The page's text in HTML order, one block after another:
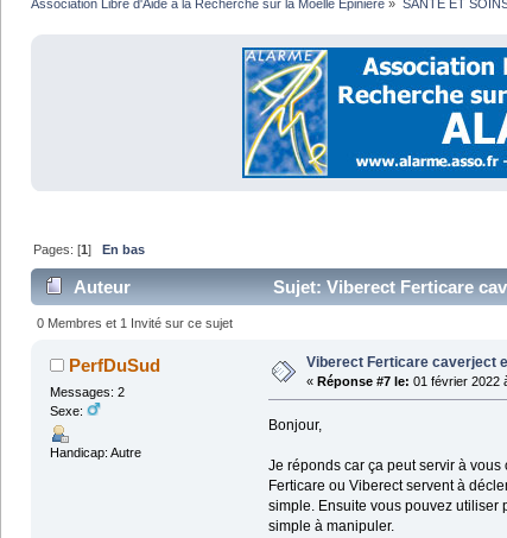
Association Libre d'Aide a la Recherche sur la Moelle Epiniere » SANTE ET
Pages: [1] En bas
Auteur Sujet: Viberect Ferticare
0 Membres et 1 Invité sur ce sujet
PerfDuSud
Messages: 2
Sexe:
Handicap: Autre
Viberect Ferticare caverject
« Réponse #7 le: 01 février 2022
Bonjour,
Je réponds car ça peut servir à vous
Ferticare ou Viberect servent à
simple. Ensuite vous pouvez utiliser
simple à manipuler.